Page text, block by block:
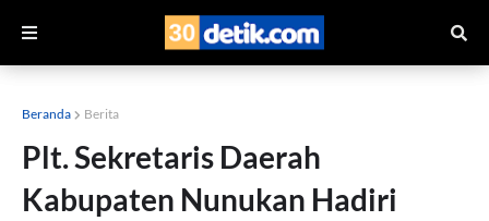
Beranda Berita
Plt. Sekretaris Daerah
Kabupaten Nunukan Hadiri